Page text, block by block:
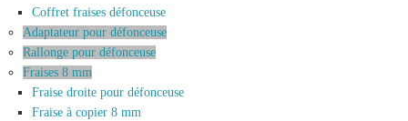
Coffret fraises défonceuse
Adaptateur pour défonceuse
Rallonge pour défonceuse
Fraises 8 mm
Fraise droite pour défonceuse
Fraise à copier 8 mm